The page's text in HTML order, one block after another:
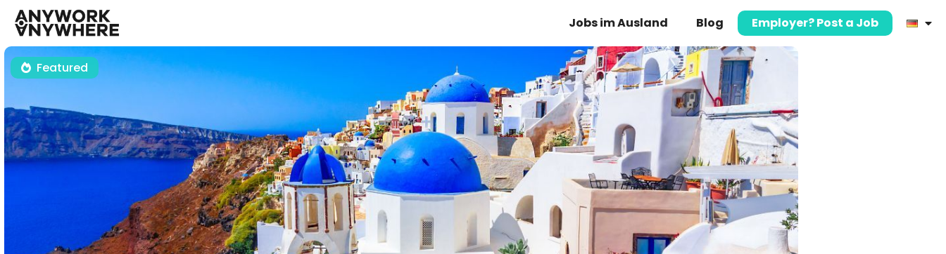
Jobs im Ausland Blog Employer? Post a Job
Featured